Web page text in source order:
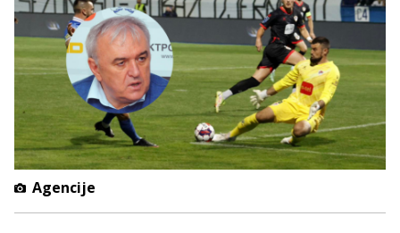
Agencije